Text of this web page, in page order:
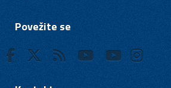
Povežite se